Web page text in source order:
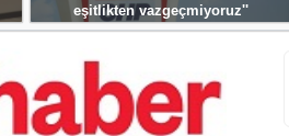
eşitlikten vazgeçmiyoruz''